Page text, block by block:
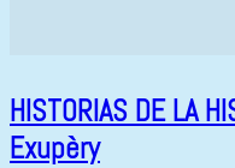
HISTORIAS DE LA
Exupèry